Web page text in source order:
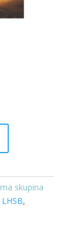
skupina
LHSB,